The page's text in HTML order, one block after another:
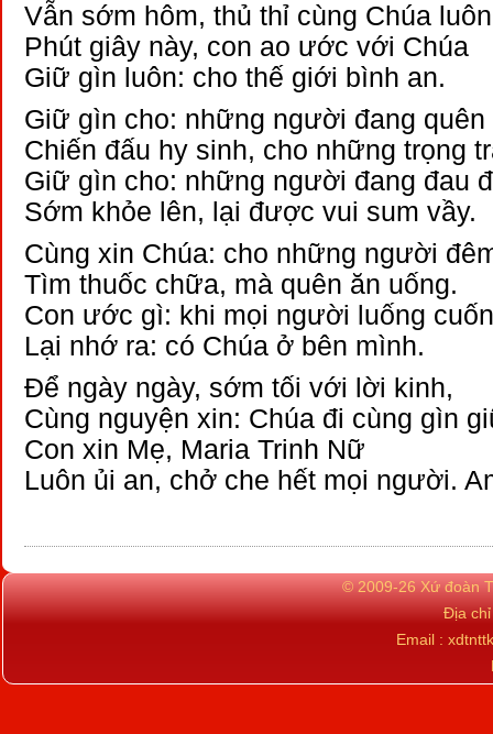
Vẫn sớm hôm, thủ thỉ cùng Chúa
Phút giây này, con ao ước với Chúa
Giữ gìn luôn: cho thế giới bình an.
Giữ gìn cho: những người đang quên
Chiến đấu hy sinh, cho những trọng
Giữ gìn cho: những người đang đau
Sớm khỏe lên, lại được vui sum vầy.
Cùng xin Chúa: cho những người
Tìm thuốc chữa, mà quên ăn uống.
Con ước gì: khi mọi người luống
Lại nhớ ra: có Chúa ở bên mình.
Để ngày ngày, sớm tối với lời kinh,
Cùng nguyện xin: Chúa đi cùng gìn
Con xin Mẹ, Maria Trinh Nữ
Luôn ủi an, chở che hết mọi người.
© 2009-26 Xứ đoàn
Địa
Email :